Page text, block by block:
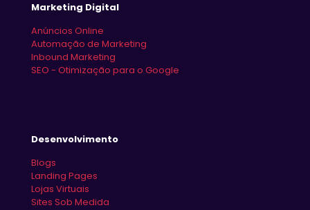
Marketing Digital
Anúncios Online
Automação de Marketing
Inbound Marketing
SEO - Otimização para o Google
Desenvolvimento
Blogs
Landing Pages
Lojas Virtuais
Sites Sob Medida